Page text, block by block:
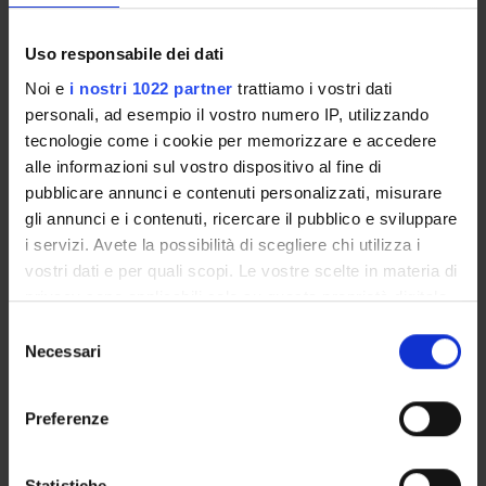
Uso responsabile dei dati
Noi e i nostri 1022 partner trattiamo i vostri dati
personali, ad esempio il vostro numero IP, utilizzando
tecnologie come i cookie per memorizzare e accedere
alle informazioni sul vostro dispositivo al fine di
pubblicare annunci e contenuti personalizzati, misurare
gli annunci e i contenuti, ricercare il pubblico e sviluppare
i servizi. Avete la possibilità di scegliere chi utilizza i
vostri dati e per quali scopi. Le vostre scelte in materia di
privacy sono applicabili solo su questa proprietà digitale
modificare o revocare il proprio consenso in qualsiasi
momento dalla Dichiarazione sui cookie o facendo clic
delNecessari
Preferenze
Referente
Athena Picarelli
Dipartimento
Scienze Economiche
ORGANIZZAZIONE
COMMISSIONI
UFFICI E STRUTTURE DI SERVIZIO